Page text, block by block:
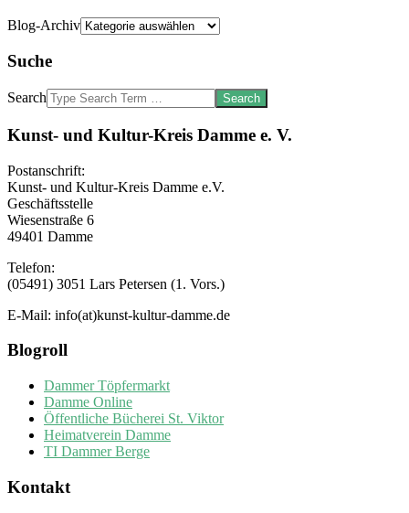
Blog-Archiv
Suche
Search
Kunst- und Kultur-Kreis Damme e. V.
Postanschrift:
Kunst- und Kultur-Kreis Damme e.V.
Geschäftsstelle
Wiesenstraße 6
49401 Damme
Telefon:
(05491) 3051 Lars Petersen (1. Vors.)
E-Mail: info(at)kunst-kultur-damme.de
Blogroll
Dammer Töpfermarkt
Damme Online
Öffentliche Bücherei St. Viktor
Heimatverein Damme
TI Dammer Berge
Kontakt